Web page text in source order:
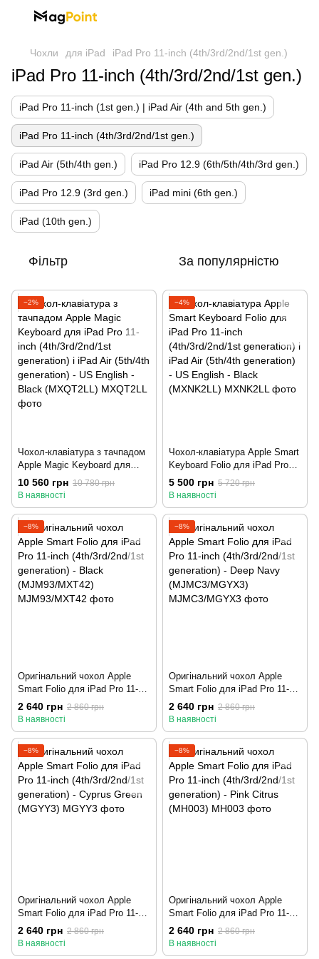
Чохли для iPad iPad Pro 11-inch (4th/3rd/2nd/1st gen.)
iPad Pro 11-inch (4th/3rd/2nd/1st gen.)
iPad Pro 11-inch (1st gen.) | iPad Air (4th and 5th gen.)
iPad Pro 11-inch (4th/3rd/2nd/1st gen.)
iPad Air (5th/4th gen.) iPad Pro 12.9 (6th/5th/4th/3rd gen.)
iPad Pro 12.9 (3rd gen.) iPad mini (6th gen.)
iPad (10th gen.)
Фільтр За популярністю
−2%
Чохол-клавіатура з тачпадом
Apple Magic Keyboard для
iPad Pro 11-inch
(4th/3rd/2nd/1st generation) і
US English - Black (MXQT2LL)
10 560 грн 10 780 грн
В наявності
−4%
Чохол-клавіатура Apple Smart
Keyboard Folio для iPad Pro
11-inch (4th/3rd/2nd/1st
generation) і iPad Air (5th/4th
(MXNK2LL)
5 500 грн 5 720 грн
В наявності
−8%
Оригінальний чохол Apple
Smart Folio для iPad Pro 11-
inch (4th/3rd/2nd/1st
generation) - Black
2 640 грн 2 860 грн
В наявності
−8%
Оригінальний чохол Apple
Smart Folio для iPad Pro 11-
inch (4th/3rd/2nd/1st
generation) - Deep Navy
2 640 грн 2 860 грн
В наявності
−8%
Оригінальний чохол Apple
Smart Folio для iPad Pro 11-
inch (4th/3rd/2nd/1st
generation) - Cyprus Green
2 640 грн 2 860 грн
В наявності
−8%
Оригінальний чохол Apple
Smart Folio для iPad Pro 11-
inch (4th/3rd/2nd/1st
generation) - Pink Citrus
2 640 грн 2 860 грн
В наявності